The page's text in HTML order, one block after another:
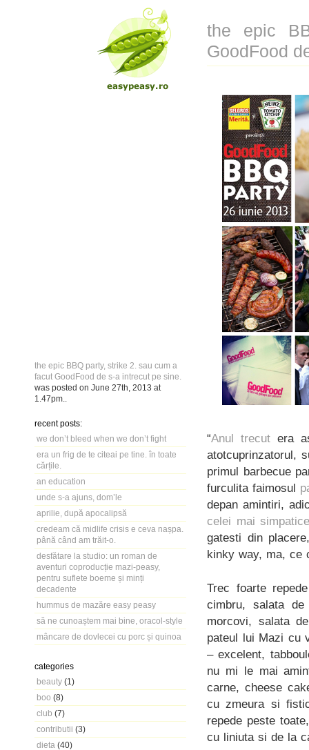
the epic BBQ party, strike 2. sau cum a
facut GoodFood de s-a intrecut pe sine.
was posted on June 27th, 2013 at
1.47pm
recent posts:
we don’t bleed when we don’t fight
era un frig de te citeai pe tine. în toate
cărțile.
an education
unde s-a ajuns, dom’le
aprilie, după apocalipsă
credeam că midlife crisis e ceva nașpa.
până când am trăit-o.
desfătare la studio: un roman de
aventuri coproducție mazi-peasy,
pentru suflete boeme și minți
decadente
hummus de mazăre easy peasy
să ne cunoaștem mai bine, oracol-style
mâncare de dovlecei cu porc și quinoa
categories
beauty (1)
boo (8)
club (7)
contributii (3)
dieta (40)
the epic
GoodFood
“Anul trecut era
atotcuprinzatorul,
primul barbecue
furculita faimosul
depan amintiri,
celei mai
gatesti din
kinky way, ma, ce
Trec foarte
cimbru, salata
morcovi, salata
pateul lui Mazi cu
– excelent,
nu mi le mai
carne, cheese
cu zmeura si
repede peste
cu liniuta si de la